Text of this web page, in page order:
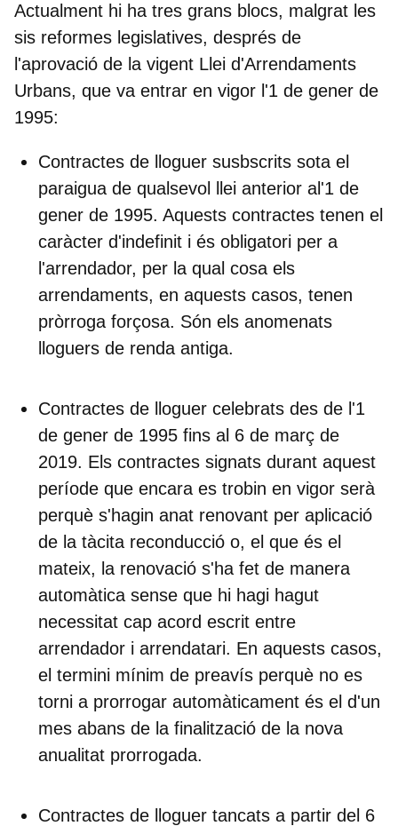
Actualment hi ha tres grans blocs, malgrat les
sis reformes legislatives, després de
l'aprovació de la vigent Llei d'Arrendaments
Urbans, que va entrar en vigor l'1 de gener de
1995:
Contractes de lloguer susbscrits sota el
paraigua de qualsevol llei anterior al'1 de
gener de 1995. Aquests contractes tenen el
caràcter d'indefinit i és obligatori per a
l'arrendador, per la qual cosa els
arrendaments, en aquests casos, tenen
pròrroga forçosa. Són els anomenats
lloguers de renda antiga.
Contractes de lloguer celebrats des de l'1
de gener de 1995 fins al 6 de març de
2019. Els contractes signats durant aquest
període que encara es trobin en vigor serà
perquè s'hagin anat renovant per aplicació
de la tàcita reconducció o, el que és el
mateix, la renovació s'ha fet de manera
automàtica sense que hi hagi hagut
necessitat cap acord escrit entre
arrendador i arrendatari. En aquests casos,
el termini mínim de preavís perquè no es
torni a prorrogar automàticament és el d'un
mes abans de la finalització de la nova
anualitat prorrogada.
Contractes de lloguer tancats a partir del 6